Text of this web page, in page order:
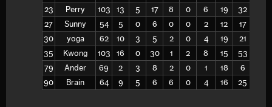
23
Perry 103 13 5 17 8 0 6 19 32
27
Sunny 54 5 0 6 0 0 2 12 17
30
yoga 62 10 3 5 2 0 4 19 21
35
Kwong 103 16 0 30 1 2 8 15 53
79
Ander 69 2 3 8 2 0 1 18 6
90
Brain 64 9 5 6 6 0 4 16 25